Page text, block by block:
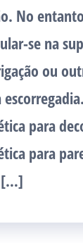
No
se na
ou
para
para
[…]